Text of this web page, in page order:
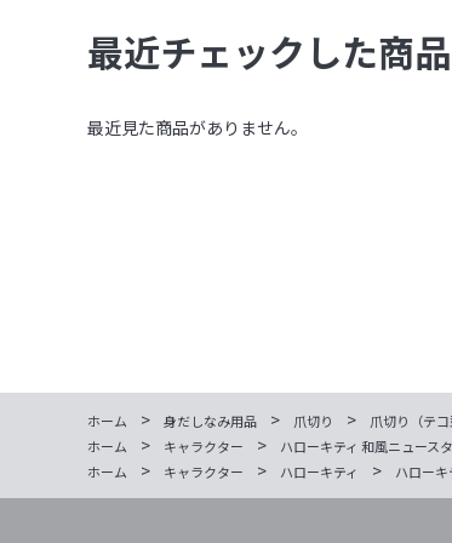
最近チェックした商品
最近見た商品がありません。
ホーム > 身だしなみ用品 > 爪切り > 爪切り（テコ
ホーム
> キャラクター >
ハローキティ 和風ニュース
ホーム
> キャラクター > ハローキティ > ハロー